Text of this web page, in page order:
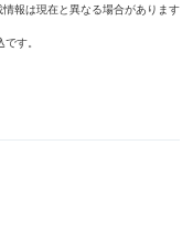
報は現在と異なる場合があります
す。